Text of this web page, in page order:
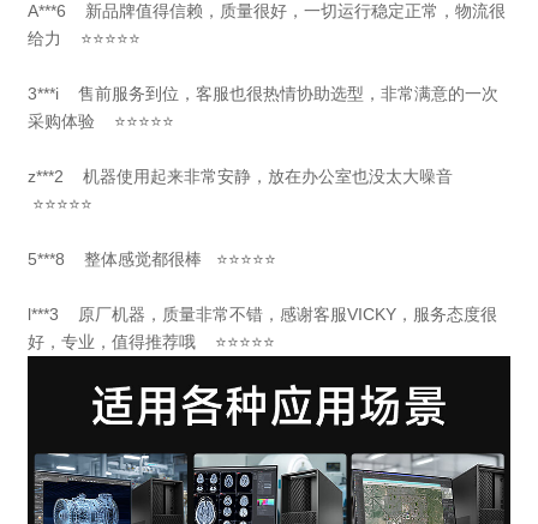
A***6 新品牌值得信赖，质量很好，一切运行稳定正常，物流很
给力 ⭐⭐⭐⭐⭐
3***i 售前服务到位，客服也很热情协助选型，非常满意的一次
采购体验 ⭐⭐⭐⭐⭐
z***2 机器使用起来非常安静，放在办公室也没太大噪音
⭐⭐⭐⭐⭐
5***8 整体感觉都很棒 ⭐⭐⭐⭐⭐
l***3 原厂机器，质量非常不错，感谢客服VICKY，服务态度很
好，专业，值得推荐哦 ⭐⭐⭐⭐⭐